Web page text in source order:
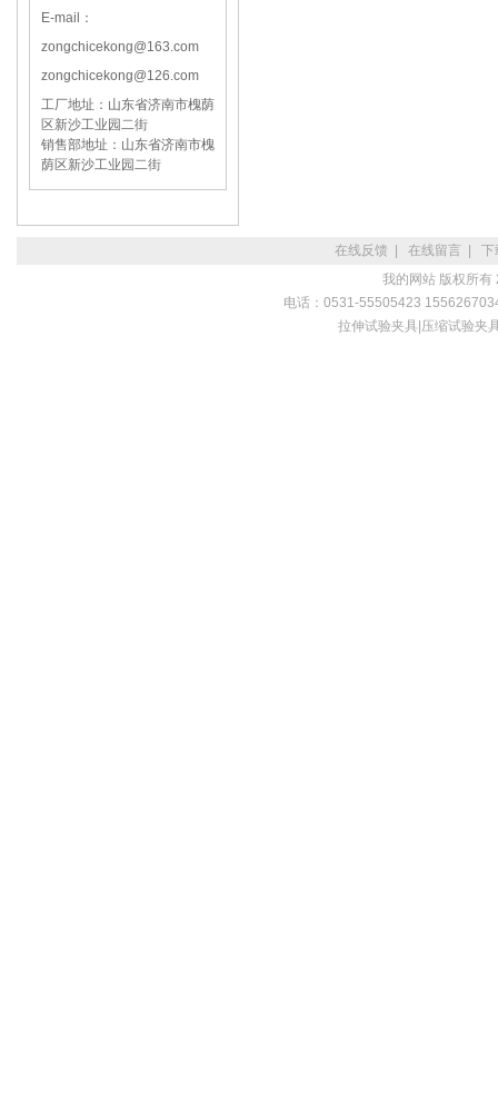
E-mail：
zongchicekong@163.com
zongchicekong@126.com
工厂地址：山东省济南市槐荫
区新沙工业园二街
销售部地址：山东省济南市槐
荫区新沙工业园二街
在线反馈 在线留言
下
我的网站 版权所
电话：0531-55505423
拉伸试验夹具|压缩试验夹